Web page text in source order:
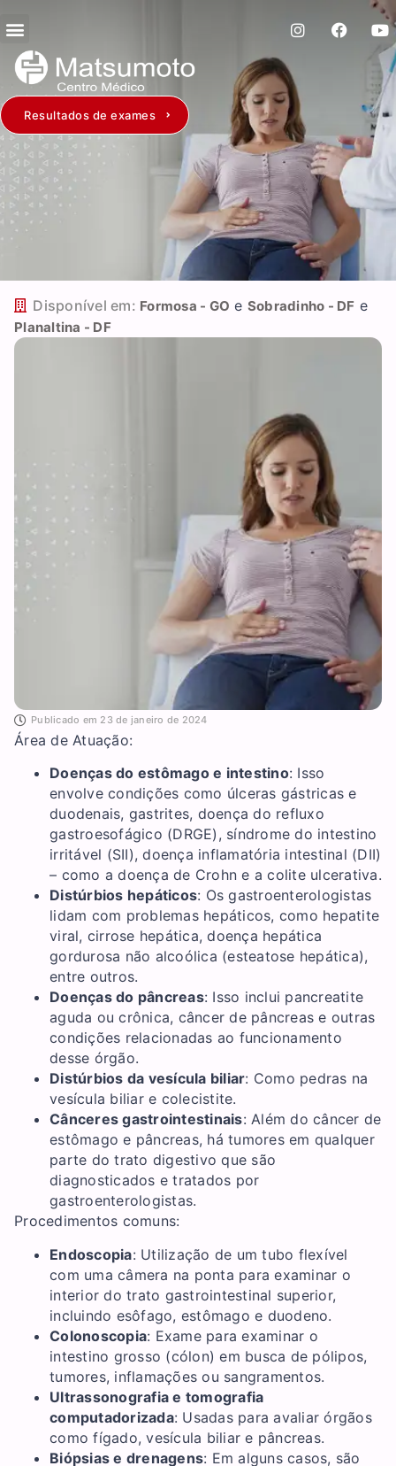
Resultados de exames
Disponível em: Formosa - GO e Sobradinho - DF e
Planaltina - DF
Publicado em 23 de janeiro de 2024
Área de Atuação:
Doenças do estômago e intestino: Isso
envolve condições como úlceras gástricas e
duodenais, gastrites, doença do refluxo
gastroesofágico (DRGE), síndrome do intestino
irritável (SII), doença inflamatória intestinal (DII)
– como a doença de Crohn e a colite ulcerativa.
Distúrbios hepáticos: Os gastroenterologistas
lidam com problemas hepáticos, como hepatite
viral, cirrose hepática, doença hepática
gordurosa não alcoólica (esteatose hepática),
entre outros.
Doenças do pâncreas: Isso inclui pancreatite
aguda ou crônica, câncer de pâncreas e outras
condições relacionadas ao funcionamento
desse órgão.
Distúrbios da vesícula biliar: Como pedras na
vesícula biliar e colecistite.
Cânceres gastrointestinais: Além do câncer de
estômago e pâncreas, há tumores em qualquer
parte do trato digestivo que são
diagnosticados e tratados por
gastroenterologistas.
Procedimentos comuns:
Endoscopia: Utilização de um tubo flexível
com uma câmera na ponta para examinar o
interior do trato gastrointestinal superior,
incluindo esôfago, estômago e duodeno.
Colonoscopia: Exame para examinar o
intestino grosso (cólon) em busca de pólipos,
tumores, inflamações ou sangramentos.
Ultrassonografia e tomografia
computadorizada: Usadas para avaliar órgãos
como fígado, vesícula biliar e pâncreas.
Biópsias e drenagens: Em alguns casos, são